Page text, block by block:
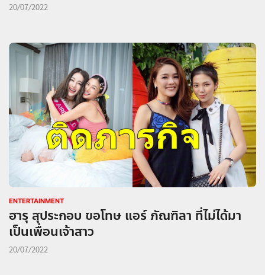
20/07/2022
ENTERTAINMENT
ฮารุ สุประกอบ ขอโทษ แอร์ ภัณฑิลา ที่ไม่ได้มา
เป็นเพื่อนเจ้าสาว
20/07/2022